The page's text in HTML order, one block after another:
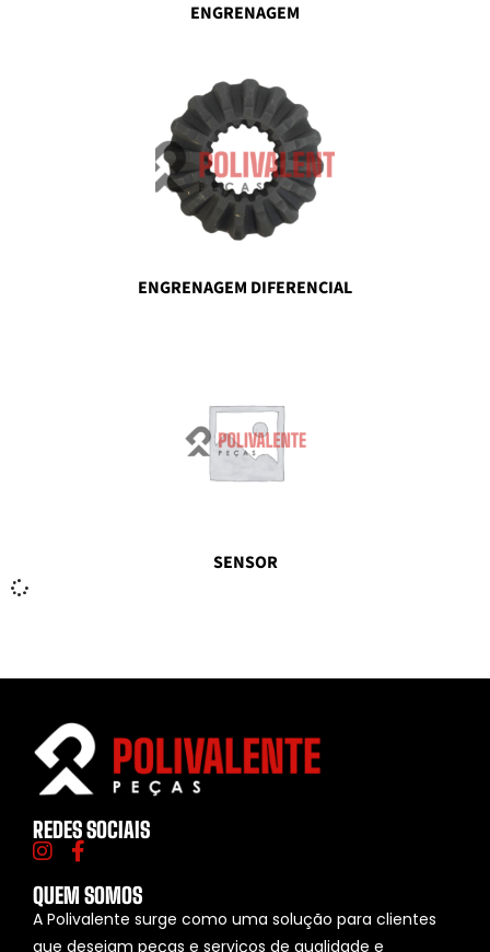
ENGRENAGEM
ENGRENAGEM DIFERENCIAL
SENSOR
REDES SOCIAIS
QUEM SOMOS
A Polivalente surge como uma solução para clientes
que desejam peças e serviços de qualidade e